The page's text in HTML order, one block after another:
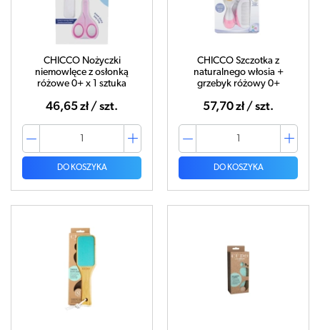
CHICCO Nożyczki
niemowlęce z osłonką
różowe 0+ x 1 sztuka
46,65 zł / szt.
DO KOSZYKA
CHICCO Szczotka z
naturalnego włosia +
grzebyk różowy 0+
57,70 zł / szt.
DO KOSZYKA